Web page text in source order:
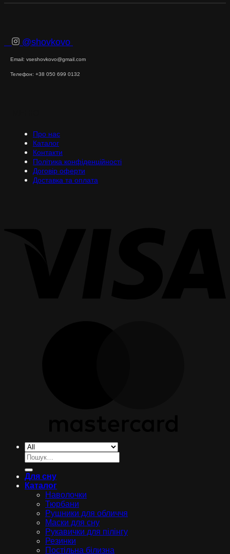
@shovkovo
Email: vseshovkovo@gmail.com
Телефон: +38 050 699 0132
Про нас
Каталог
Контакти
Політика конфіденційності
Договір оферти
Доставка та оплата
Шукати:
Для сну
Каталог
Наволочки
Тюрбани
Рушники для обличчя
Маски для сну
Рукавички для пілінгу
Резинки
Постільна білизна